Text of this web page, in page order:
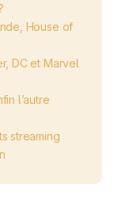
House of
DC et Marvel
l’autre
streaming